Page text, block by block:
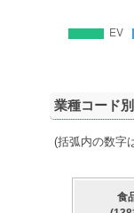
業種コード
(括弧内の数字
食